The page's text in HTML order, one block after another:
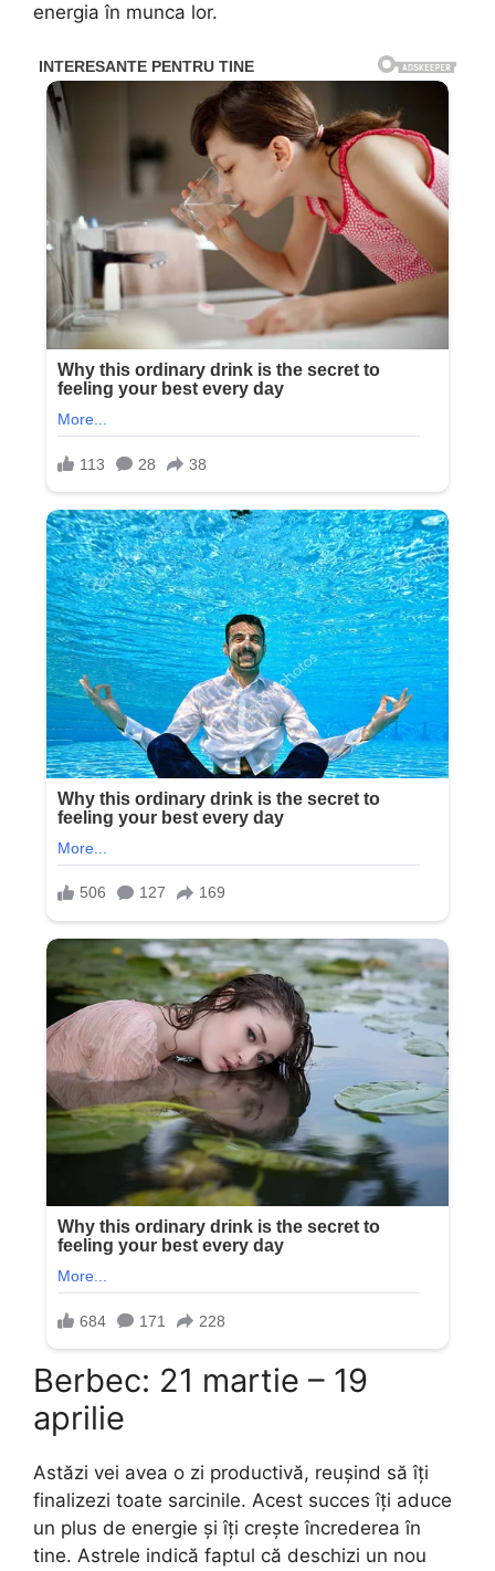
energia în munca lor.
Berbec: 21 martie – 19
aprilie
Astăzi vei avea o zi productivă, reușind să îți
finalizezi toate sarcinile. Acest succes îți aduce
un plus de energie și îți crește încrederea în
tine. Astrele indică faptul că deschizi un nou